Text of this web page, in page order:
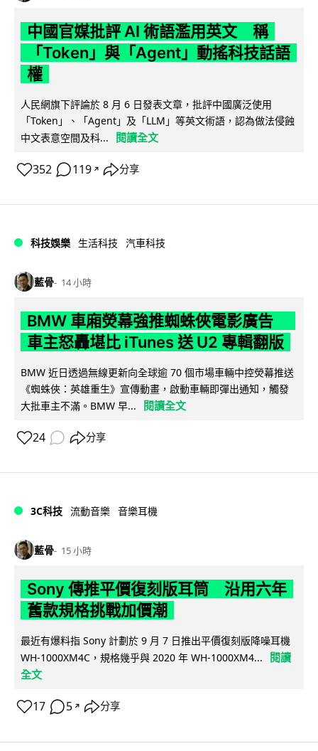
中國官媒批評 AI 術語濫用英文 稱
「Token」與「Agent」動搖科技話語
權
人民網旗下評論於 8 月 6 日發表文章，批評中國廣泛使用
「Token」、「Agent」及「LLM」等英文術語，認為做法侵蝕
中文表意空間及科...
閱讀全文
352 119 ↗ 分享
科技娛樂 生活科技 汽車科技
藍骨 14 小時
BMW 車廂熒幕強推蜘蛛俠電影廣告
車主怒轟堪比 iTunes 送 U2 專輯翻版
BMW 近日透過無線更新向全球逾 70 個市場車輛中控熒幕推送
《蜘蛛俠：英雄重生》宣傳動畫，啟動車輛即彈出通知，觸發
大批車主不滿。BMW 早...
閱讀全文
24 分享
3C科技 流動音樂 音樂耳機
藍骨 15 小時
Sony 傳推平價復刻版耳筒 沿用六年
舊款規格挑戰加價潮
最近有爆料指 Sony 計劃於 9 月 7 日推出平價復刻版降噪耳機
WH-1000XM4C，規格幾乎與 2020 年 WH-1000XM4...
閱讀
全文
17 5 ↗ 分享